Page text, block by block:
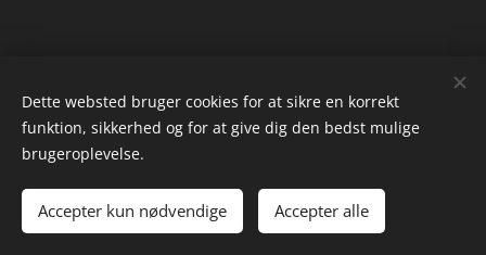
Cookies
Dette websted bruger cookies for at sikre en korrekt
funktion, sikkerhed og for at give dig den bedst mulige
brugeroplevelse.
Accepter kun nødvendige Accepter alle